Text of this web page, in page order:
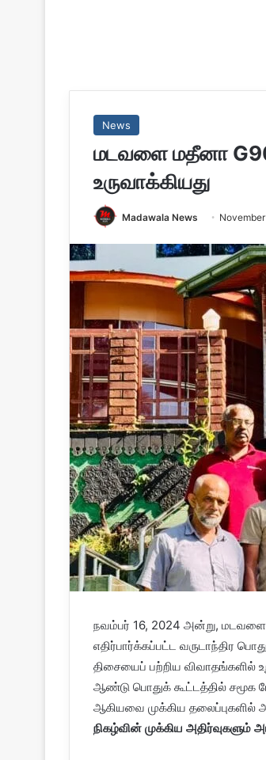
News
மடவளை மதீனா G90
உருவாக்கியது
Madawala News
நவம்பர் 16, 2024 அன்று, மடவளை
எதிர்பார்க்கப்பட்ட வருடாந்திர
திசையைப் பற்றிய விவாதங்களில்
ஆண்டு பொதுக் கூட்டத்தில் சமூக
ஆகியவை முக்கிய தலைப்புகளில்
நிகழ்வின் முக்கிய அதிர்வுகளும்